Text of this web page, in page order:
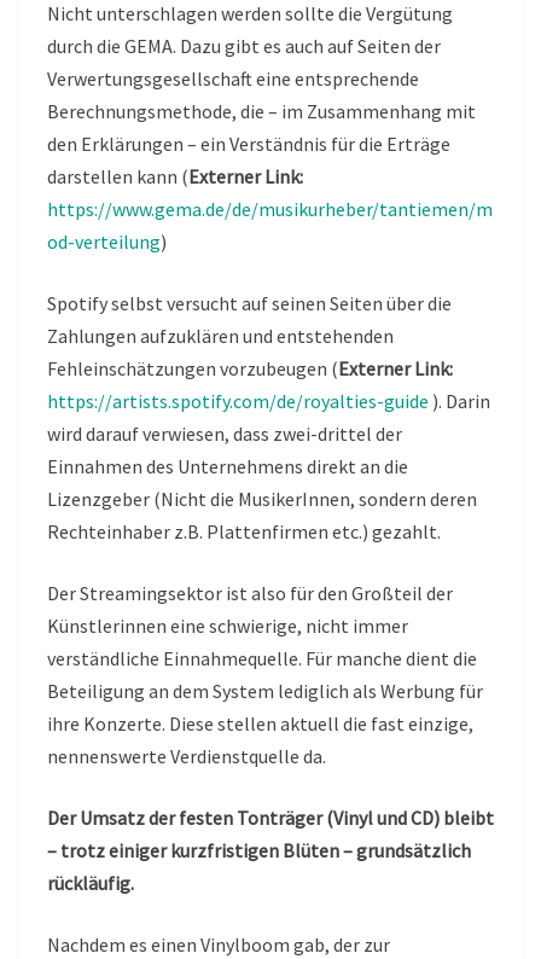
Nicht unterschlagen werden sollte die Vergütung
durch die GEMA. Dazu gibt es auch auf Seiten der
Verwertungsgesellschaft eine entsprechende
Berechnungsmethode, die – im Zusammenhang mit
den Erklärungen – ein Verständnis für die Erträge
darstellen kann (Externer Link:
https://www.gema.de/de/musikurheber/tantiemen/m
od-verteilung)
Spotify selbst versucht auf seinen Seiten über die
Zahlungen aufzuklären und entstehenden
Fehleinschätzungen vorzubeugen (Externer Link:
https://artists.spotify.com/de/royalties-guide ). Darin
wird darauf verwiesen, dass zwei-drittel der
Einnahmen des Unternehmens direkt an die
Lizenzgeber (Nicht die MusikerInnen, sondern deren
Rechteinhaber z.B. Plattenfirmen etc.) gezahlt.
Der Streamingsektor ist also für den Großteil der
Künstlerinnen eine schwierige, nicht immer
verständliche Einnahmequelle. Für manche dient die
Beteiligung an dem System lediglich als Werbung für
ihre Konzerte. Diese stellen aktuell die fast einzige,
nennenswerte Verdienstquelle da.
Der Umsatz der festen Tonträger (Vinyl und CD) bleibt
– trotz einiger kurzfristigen Blüten – grundsätzlich
rückläufig.
Nachdem es einen Vinylboom gab, der zur